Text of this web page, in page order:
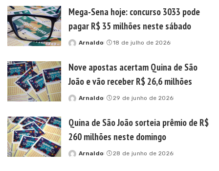
Mega-Sena hoje: concurso 3033 pode
pagar R$ 35 milhões neste sábado
Posted
Arnaldo 18 de julho de 2026
Nove apostas acertam Quina de São
João e vão receber R$ 26,6 milhões
Posted
Arnaldo 29 de junho de 2026
Quina de São João sorteia prêmio de R$
260 milhões neste domingo
Posted
Arnaldo 28 de junho de 2026